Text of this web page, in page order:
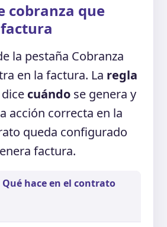
cobranza que
la pestaña Cobranza
en la factura. La regla
dice cuándo se genera y
acción correcta en la
queda configurado
factura.
Qué hace en el contrato